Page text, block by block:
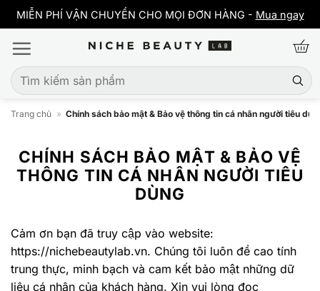
qua
nội
ĐƠN HÀNG -Mua ngay MIỄN PHÍ VẬN CHUYỂN CHO MỌI
Tìm
kiếm:
Trang chủ » Chính sách bảo mật & Bảo vệ thông tin cá nhân người tiêu
CHÍNH SÁCH BẢO MẬT & BẢO VỆ
THÔNG TIN CÁ NHÂN NGƯỜI TIÊU
DÙNG
Cảm ơn bạn đã truy cập vào website:
https://nichebeautylab.vn. Chúng tôi luôn đề cao tính
trung thực, minh bạch và cam kết bảo mật những dữ
liệu cá nhân của khách hàng. Xin vui lòng đọc